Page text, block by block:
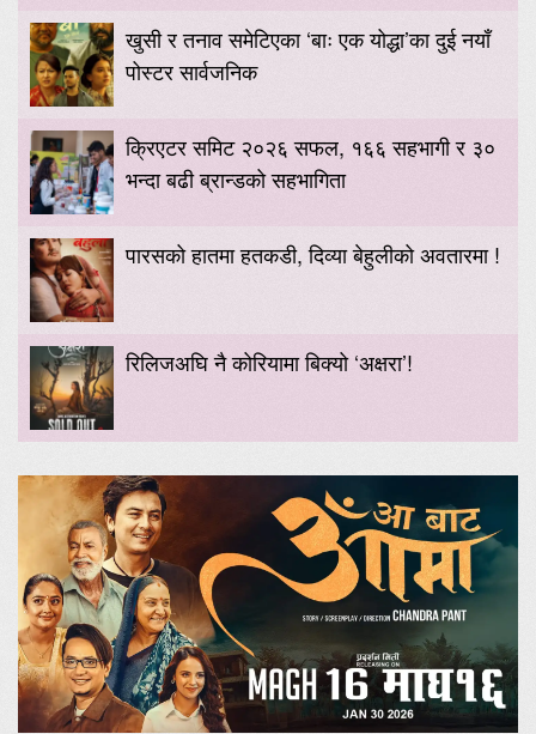
खुसी र तनाव समेटिएका ‘बाः एक योद्धा’का दुई नयाँ
पोस्टर सार्वजनिक
क्रिएटर समिट २०२६ सफल, १६६ सहभागी र ३०
भन्दा बढी ब्रान्डको सहभागिता
पारसको हातमा हतकडी, दिव्या बेहुलीको अवतारमा !
रिलिजअघि नै कोरियामा बिक्यो ‘अक्षरा’!